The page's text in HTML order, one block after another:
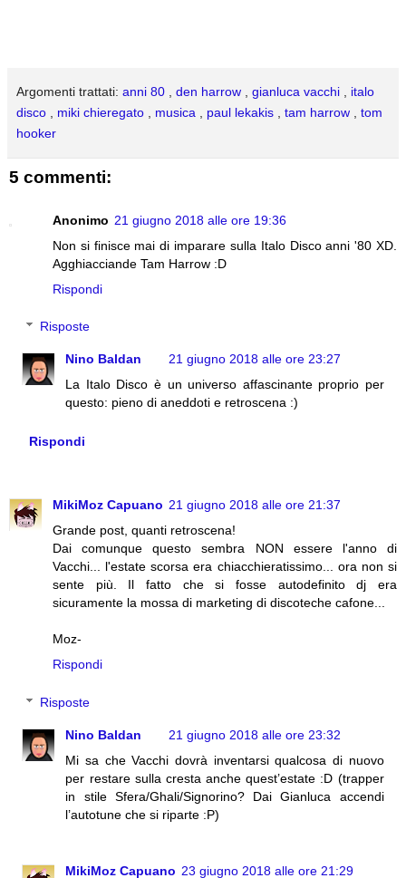
Argomenti trattati: anni 80 den harrow gianluca vacchi
italo
disco
miki chieregato musica paul lekakis tam harrow
tom
hooker
5 commenti:
Anonimo 21 giugno 2018 alle ore 19:36
Non si finisce mai di imparare sulla Italo Disco anni '80 XD.
Agghiacciande Tam Harrow :D
Rispondi
Risposte
Nino Baldan
21 giugno 2018 alle ore 23:27
La Italo Disco è un universo affascinante proprio per
questo: pieno di aneddoti e retroscena :)
Rispondi
MikiMoz Capuano 21 giugno 2018 alle ore 21:37
Grande post, quanti retroscena!
Dai comunque questo sembra NON essere l'anno di
Vacchi... l'estate scorsa era chiacchieratissimo... ora non si
sente più. Il fatto che si fosse autodefinito dj era
sicuramente la mossa di marketing di discoteche cafone...
Moz-
Rispondi
Risposte
Nino Baldan
21 giugno 2018 alle ore 23:32
Mi sa che Vacchi dovrà inventarsi qualcosa di nuovo
per restare sulla cresta anche quest’estate :D (trapper
in stile Sfera/Ghali/Signorino? Dai Gianluca accendi
l’autotune che si riparte :P)
MikiMoz Capuano 23 giugno 2018 alle ore 21:29